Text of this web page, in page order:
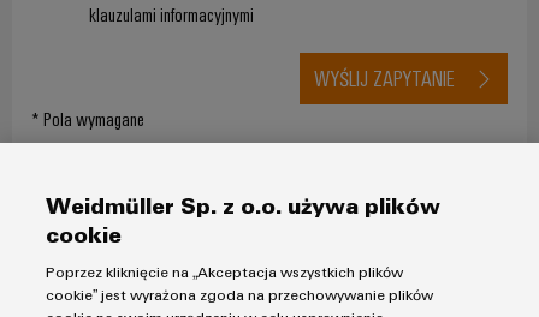
klauzulami informacyjnymi
* Pola wymagane
WYŚLIJ ZAPYTANIE
Weidmüller Sp. z o.o. używa plików
cookie
Poprzez kliknięcie na „Akceptacja wszystkich plików
cookie” jest wyrażona zgoda na przechowywanie plików